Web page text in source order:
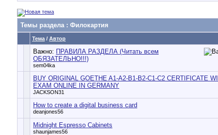
Темы раздела: Филокартия
Тема / Автор
Важно: ПРАВИЛА РАЗДЕЛА (Читать всем
ОБЯЗАТЕЛЬНО!!!)
sem04ka
BUY ORIGINAL GOETHE A1-A2-B1-B2-C1-C2 CERTIFICATE
EXAM ONLINE IN GERMANY
JACKSON31
How to create a digital business card
deanjones56
Midnight Espresso Cabinets
shaunjames56